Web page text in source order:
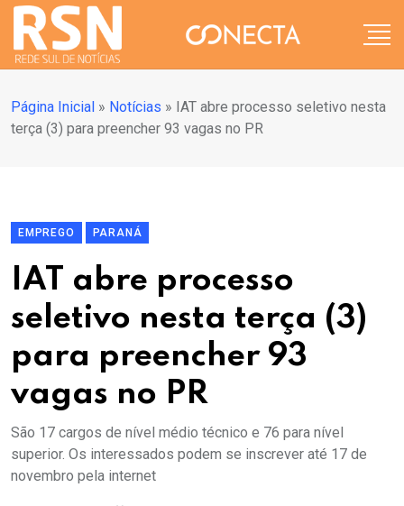
Página Inicial » Notícias » IAT abre processo seletivo nesta
terça (3) para preencher 93 vagas no PR
EMPREGO PARANÁ
IAT abre processo
seletivo nesta terça (3)
para preencher 93
vagas no PR
São 17 cargos de nível médio técnico e 76 para nível
superior. Os interessados podem se inscrever até 17 de
novembro pela internet